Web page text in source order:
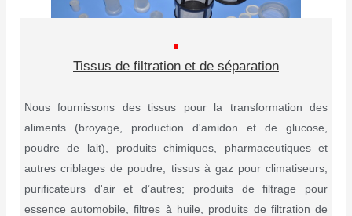
Tissus de filtration et de séparation
Nous fournissons des tissus pour la transformation des
aliments (broyage, production d'amidon et de glucose,
poudre de lait), produits chimiques, pharmaceutiques et
autres criblages de poudre; tissus à gaz pour climatiseurs,
purificateurs d'air et d’autres; produits de filtrage pour
essence automobile, filtres à huile, produits de filtration de